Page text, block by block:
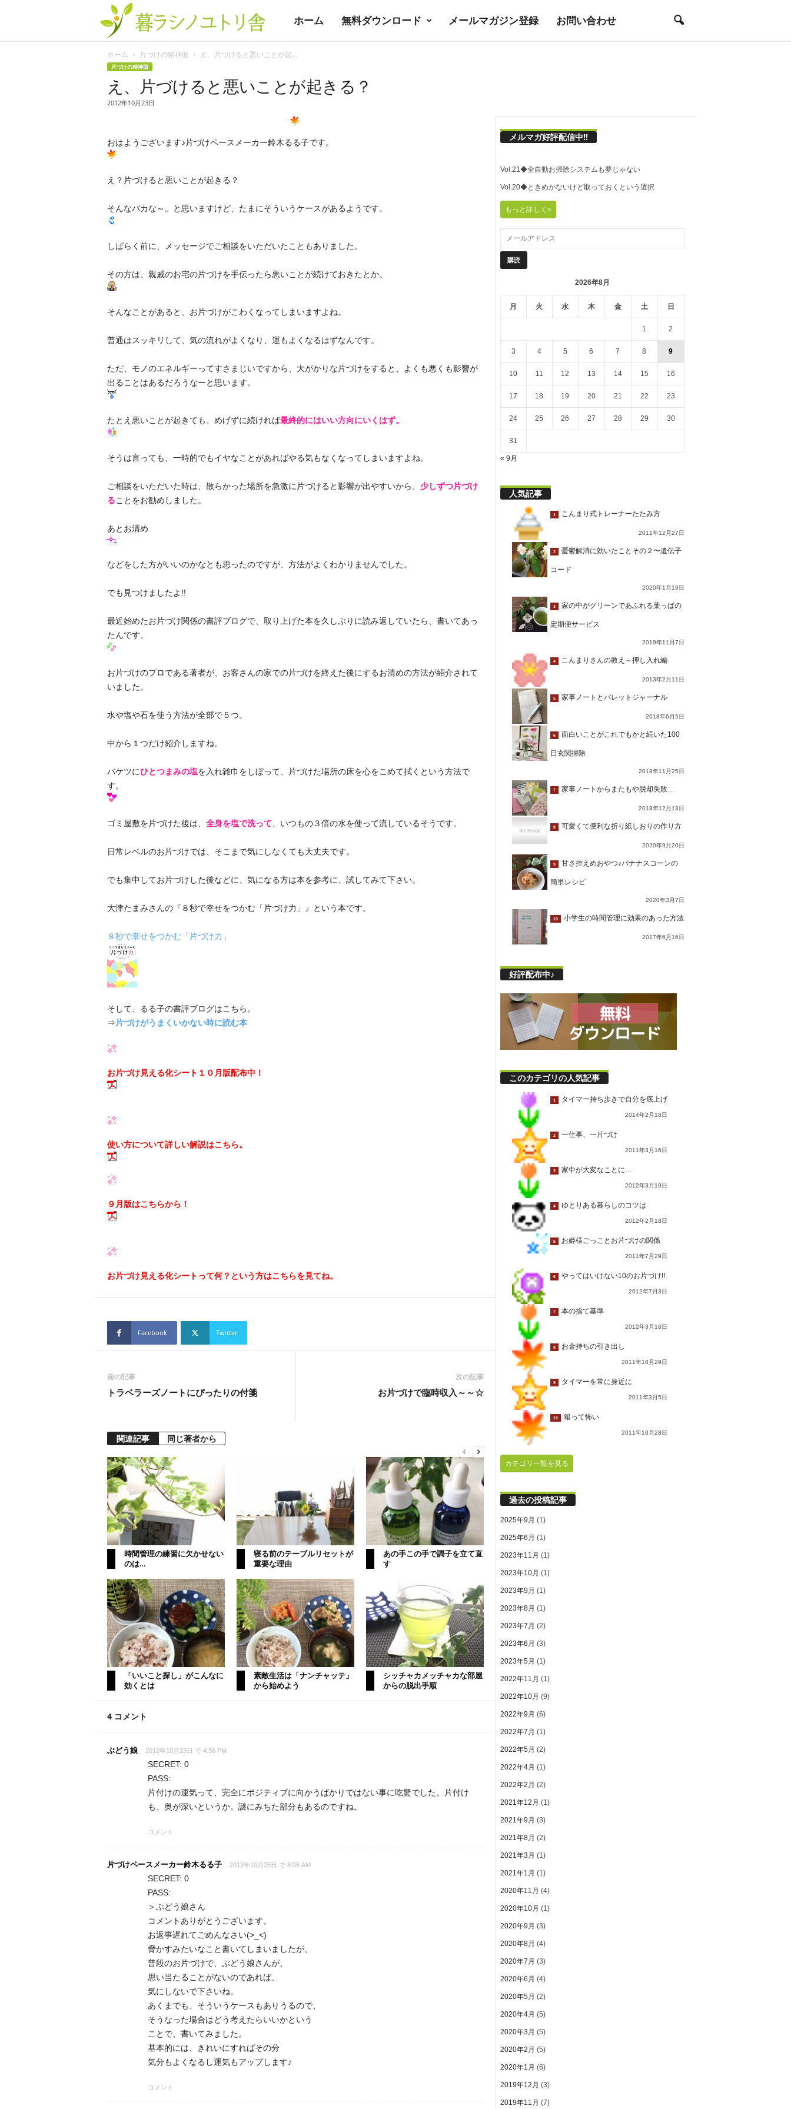
ラ
ノ
舎
ホーム 無料ダウンロード メールマガジン登録 お問い合わせ
ホーム 片づけの精神面 え、片づけると悪いことが起...
片づけの精神面
え、片づけると悪いことが起きる？
2012年10月23日
おはようございます♪片づけペースメーカー鈴木るる子です。
え？片づけると悪いことが起きる？
そんなバカな～。と思いますけど、たまにそういうケースがあるようです。
しばらく前に、メッセージでご相談をいただいたこともありました。
その方は、親戚のお宅の片づけを手伝ったら悪いことが続けておきたとか。
そんなことがあると、お片づけがこわくなってしまいますよね。
普通はスッキリして、気の流れがよくなり、運もよくなるはずなんです。
ただ、モノのエネルギーってすさまじいですから、大がかりな片づけをすると、よくも悪くも影響が
出ることはあるだろうなーと思います。
たとえ悪いことが起きても、めげずに続ければ最終的にはいい方向にいくはず。
そうは言っても、一時的でもイヤなことがあればやる気もなくなってしまいますよね。
ご相談をいただいた時は、散らかった場所を急激に片づけると影響が出やすいから、 少しずつ片づけ
ることをお勧めしました。
あとお清め
などをした方がいいのかなとも思ったのですが、方法がよくわかりませんでした。
でも見つけましたよ!!
最近始めたお片づけ関係の書評ブログで、取り上げた本を久しぶりに読み返していたら、書いてあっ
たんです。
お片づけのプロである著者が、お客さんの家での片づけを終えた後にするお清めの方法が紹介されて
いました。
水や塩や石を使う方法が全部で５つ。
中から１つだけ紹介しますね。
バケツにひとつまみの塩を入れ雑巾をしぼって、片づけた場所の床を心をこめて拭くという方法で
す。
ゴミ屋敷を片づけた後は、 全身を塩で洗って 、いつもの３倍の水を使って流しているそうです。
日常レベルのお片づけでは、そこまで気にしなくても大丈夫です。
でも集中してお片づけした後などに、気になる方は本を参考に、試してみて下さい。
大津たまみさんの『８秒で幸せをつかむ「片づけ力」』という本です。
８秒で幸せをつかむ「片づけ力」
そして、るる子の書評ブログはこちら。
⇒片づけがうまくいかない時に読む本
お片づけ見える化シート１０月版配布中！
使い方について詳しい解説はこちら。
９月版はこちらから！
お片づけ見える化シートって何？という方はこちらを見てね。
Facebook Twitter
前の記事
トラベラーズノートにぴったりの付箋
次の記事
お片づけで臨時収入～～☆
関連記事 同じ著者から
時間管理の練習に欠かせない
のは…
寝る前のテーブルリセットが
重要な理由
あの手この手で調子を立て直
す
「いいこと探し」がこんなに
効くとは
素敵生活は「ナンチャッテ」
から始めよう
シッチャカメッチャカな部屋
からの脱出手順
4 コメント
ぶどう娘 2012年10月23日 で 4:36 PM
SECRET: 0
PASS:
片付けの運気って、完全にポジティブに向かうばかりではない事に吃驚でした。片付け
も、奥が深いというか。謎にみちた部分もあるのですね。
コメント
片づけペースメーカー鈴木るる子 2012年10月25日 で 8:08 AM
SECRET: 0
PASS:
＞ぶどう娘さん
コメントありがとうございます。
お返事遅れてごめんなさい(>_<)
脅かすみたいなこと書いてしまいましたが、
普段のお片づけで、ぶどう娘さんが、
思い当たることがないのであれば、
気にしないで下さいね。
あくまでも、そういうケースもありうるので、
そうなった場合はどう考えたらいいかという
ことで、書いてみました。
基本的には、きれいにすればその分
気分もよくなるし運気もアップします♪
コメント
メルマガ好評配信中!!
Vol.21◆全自動お掃除システムも夢じゃない
Vol.20◆ときめかないけど取っておくという選択
もっと詳しく»
2026年8月
月 火 水 木 金 土 日
1 2
3 4 5 6 7 8 9
10 11 12 13 14 15 16
17 18 19 20 21 22 23
24 25 26 27 28 29 30
31
« 9月
人気記事
1 こんまり式トレーナーたたみ方
2011年12月27日
2 憂鬱解消に効いたことその２〜遺伝子
コード
2020年1月19日
3 家の中がグリーンであふれる葉っぱの
定期便サービス
2019年11月7日
4 こんまりさんの教え～押し入れ編
2013年2月11日
5 家事ノートとバレットジャーナル
2018年6月5日
6 面白いことがこれでもかと続いた100
日玄関掃除
2018年11月25日
7 家事ノートからまたもや脱却失敗…
2018年12月13日
8 可愛くて便利な折り紙しおりの作り方
2020年9月20日
9 甘さ控えめおやつ♪バナナスコーンの
簡単レシピ
2020年3月7日
10 小学生の時間管理に効果のあった方法
2017年6月16日
好評配布中♪
このカテゴリの人気記事
1 タイマー持ち歩きで自分を底上げ
2014年2月18日
2 一仕事、一片づけ
2011年3月16日
3 家中が大変なことに…
2012年3月19日
4 ゆとりある暮らしのコツは
2012年2月18日
5 お姫様ごっことお片づけの関係
2011年7月29日
6 やってはいけない10のお片づけ!!
2012年7月3日
7 本の捨て基準
2012年3月18日
8 お金持ちの引き出し
2011年10月29日
9 タイマーを常に身近に
2011年3月5日
10 箱って怖い
2011年10月28日
カテゴリ一覧を見る
過去の投稿記事
2025年9月 (1)
2025年6月 (1)
2023年11月 (1)
2023年10月 (1)
2023年9月 (1)
2023年8月 (1)
2023年7月 (2)
2023年6月 (3)
2023年5月 (1)
2022年11月 (1)
2022年10月 (9)
2022年9月 (6)
2022年7月 (1)
2022年5月 (2)
2022年4月 (1)
2022年2月 (2)
2021年12月 (1)
2021年9月 (3)
2021年8月 (2)
2021年3月 (1)
2021年1月 (1)
2020年11月 (4)
2020年10月 (1)
2020年9月 (3)
2020年8月 (4)
2020年7月 (3)
2020年6月 (4)
2020年5月 (2)
2020年4月 (5)
2020年3月 (5)
2020年2月 (5)
2020年1月 (6)
2019年12月 (3)
2019年11月 (7)